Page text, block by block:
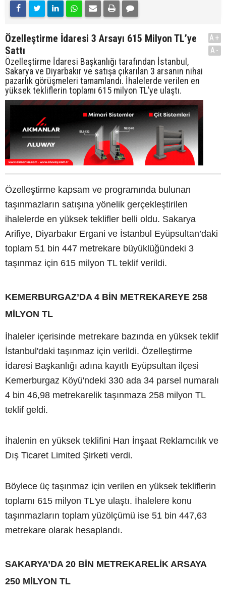
Özelleştirme İdaresi 3 Arsayı 615 Milyon TL’ye
Sattı
Özelleştirme İdaresi Başkanlığı tarafından İstanbul,
Sakarya ve Diyarbakır ve satışa çıkarılan 3 arsanın nihai
pazarlık görüşmeleri tamamlandı. İhalelerde verilen en
yüksek tekliflerin toplamı 615 milyon TL’ye ulaştı.
A+
A-
Özelleştirme kapsam ve programında bulunan
taşınmazların satışına yönelik gerçekleştirilen
ihalelerde en yüksek teklifler belli oldu. Sakarya
Arifiye, Diyarbakır Ergani ve İstanbul Eyüpsultan’daki
toplam 51 bin 447 metrekare büyüklüğündeki 3
taşınmaz için 615 milyon TL teklif verildi.
KEMERBURGAZ’DA 4 BİN METREKAREYE 258
MİLYON TL
İhaleler içerisinde metrekare bazında en yüksek teklif
İstanbul'daki taşınmaz için verildi. Özelleştirme
İdaresi Başkanlığı adına kayıtlı Eyüpsultan ilçesi
Kemerburgaz Köyü'ndeki 330 ada 34 parsel numaralı
4 bin 46,98 metrekarelik taşınmaza 258 milyon TL
teklif geldi.
İhalenin en yüksek teklifini Han İnşaat Reklamcılık ve
Dış Ticaret Limited Şirketi verdi.
Böylece üç taşınmaz için verilen en yüksek tekliflerin
toplamı 615 milyon TL'ye ulaştı. İhalelere konu
taşınmazların toplam yüzölçümü ise 51 bin 447,63
metrekare olarak hesaplandı.
SAKARYA’DA 20 BİN METREKARELİK ARSAYA
250 MİLYON TL